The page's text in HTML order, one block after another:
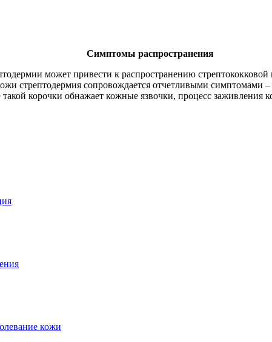
Симптомы распространения
может привести к распространению
стрептодермия сопровождается отчетливыми симптомами
корочки обнажает кожные язвочки, процесс заживления
кожи